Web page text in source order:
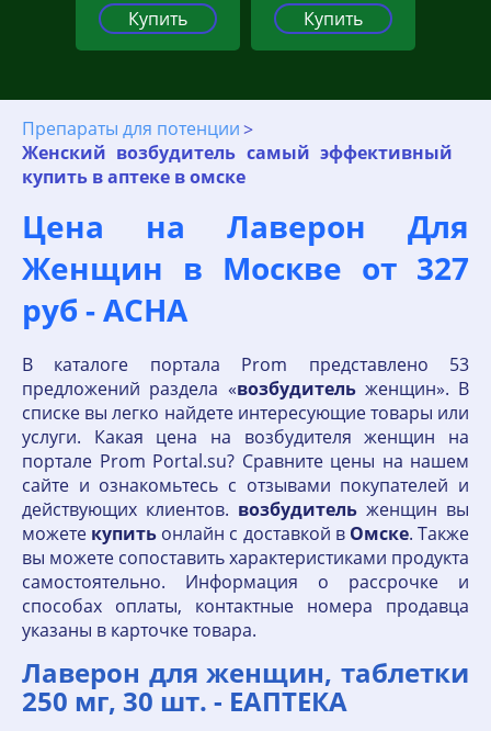
Купить Купить
Препараты для потенции
Женский возбудитель самый эффективный
купить в аптеке в омске
Цена на Лаверон Для
Женщин в Москве от 327
руб - АСНА
В каталоге портала Prom представлено 53
предложений раздела «возбудительженщин». В
списке вы легко найдете интересующие товары или
услуги. Какая цена на возбудителя женщин на
портале Prom Portal.su? Сравните цены на нашем
сайте и ознакомьтесь с отзывами покупателей и
действующих клиентов. возбудитель женщин вы
можете купить онлайн с доставкой в Омске. Также
вы можете сопоставить характеристиками продукта
самостоятельно. Информация о рассрочке и
способах оплаты, контактные номера продавца
указаны в карточке товара.
Лаверон для женщин, таблетки
250 мг, 30 шт. - ЕАПТЕКА